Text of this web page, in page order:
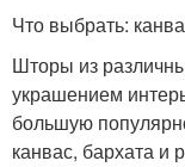
Что выбрать:
Шторы из
украшением
большую
канвас, бархата и